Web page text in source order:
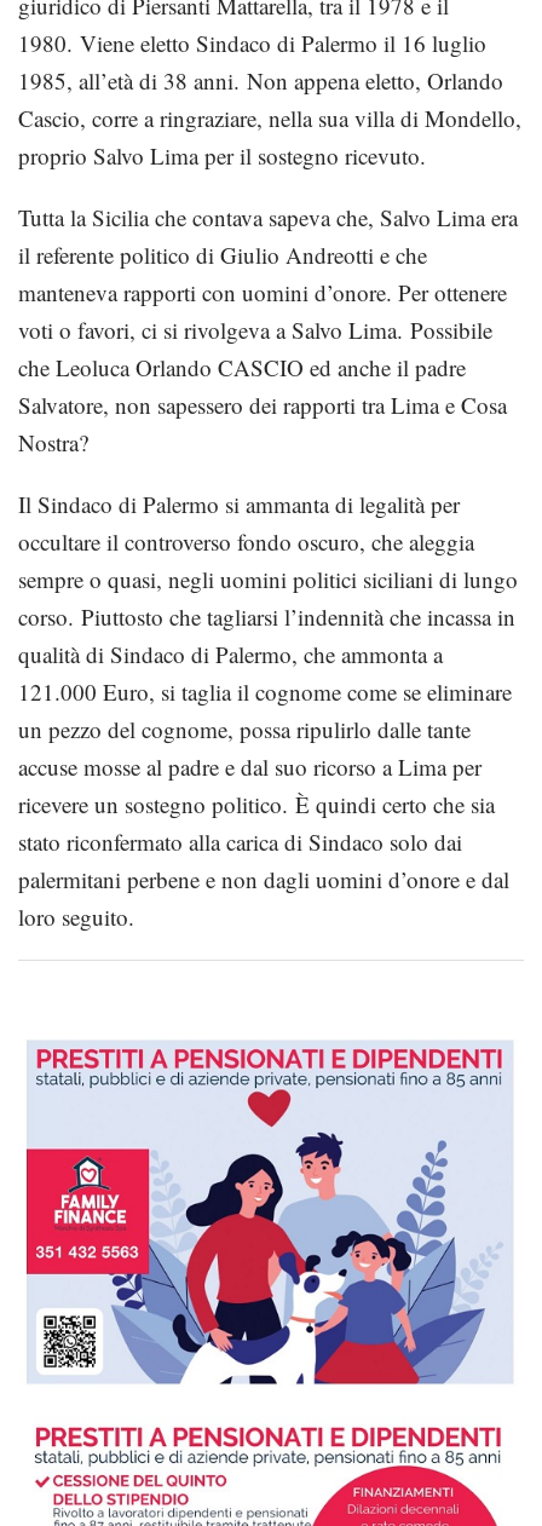
1980. Viene eletto Sindaco di Palermo il 16 luglio
1985, all’età di 38 anni. Non appena eletto, Orlando
Cascio, corre a ringraziare, nella sua villa di Mondello,
proprio Salvo Lima per il sostegno ricevuto.
Tutta la Sicilia che contava sapeva che, Salvo Lima era
il referente politico di Giulio Andreotti e che
manteneva rapporti con uomini d’onore. Per ottenere
voti o favori, ci si rivolgeva a Salvo Lima. Possibile
che Leoluca Orlando CASCIO ed anche il padre
Salvatore, non sapessero dei rapporti tra Lima e Cosa
Nostra?
Il Sindaco di Palermo si ammanta di legalità per
occultare il controverso fondo oscuro, che aleggia
sempre o quasi, negli uomini politici siciliani di lungo
corso. Piuttosto che tagliarsi l’indennità che incassa in
qualità di Sindaco di Palermo, che ammonta a
121.000 Euro, si taglia il cognome come se eliminare
un pezzo del cognome, possa ripulirlo dalle tante
accuse mosse al padre e dal suo ricorso a Lima per
ricevere un sostegno politico. È quindi certo che sia
stato riconfermato alla carica di Sindaco solo dai
palermitani perbene e non dagli uomini d’onore e dal
loro seguito.